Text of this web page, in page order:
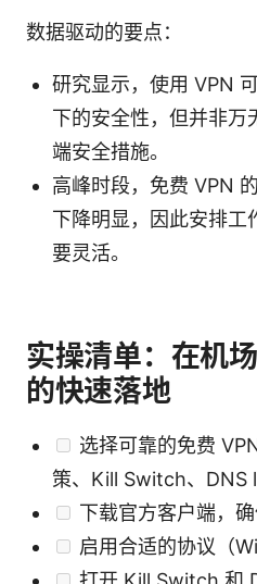
数据驱动的要点：
研究显示，使用 VPN
下的安全性，但并非万
端安全措施。
高峰时段，免费 VPN
下降明显，因此安排工
要灵活。
实操清单：在机
的快速落地
选择可靠的免费
策、Kill Switch、DNS
下载官方客户端，
启用合适的协议（